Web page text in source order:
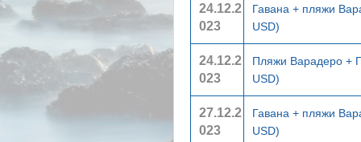
24.12.2
023
Гавана + пляжи
USD)
24.12.2
023
Пляжи Варадеро +
USD)
27.12.2
023
Гавана + пляжи
USD)